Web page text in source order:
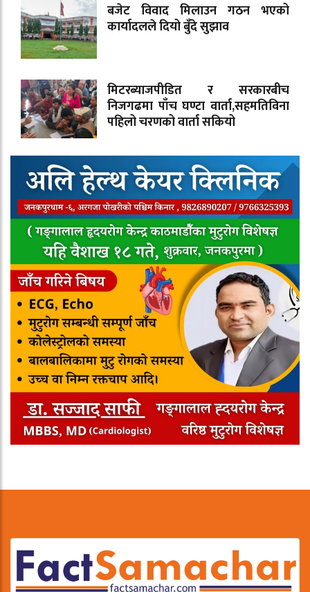
बजेट विवाद मिलाउन गठन भएको
कार्यादलले दियो बुँदे सुझाव
मिटरब्याजपीडित र सरकारबीच
निजगढमा पाँच घण्टा वार्ता,सहमतिविना
पहिलो चरणको वार्ता सकियो